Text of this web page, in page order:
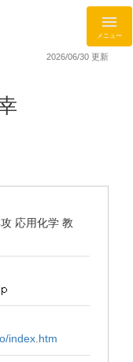
メニュー
2026/06/30 更新
応用化学 教
index.htm